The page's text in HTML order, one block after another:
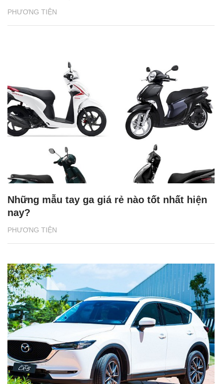
PHƯƠNG TIỆN
PHƯƠNG TIỆN
Những mẫu tay ga giá rẻ nào tốt nhất hiện
nay?